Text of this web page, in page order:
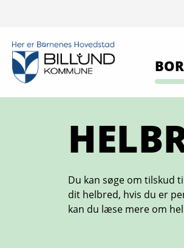
Du kan søge om tilskud
dit helbred, hvis du er
kan du læse mere om